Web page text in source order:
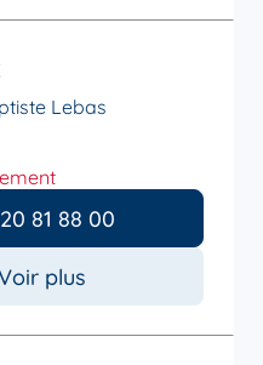
Lebas
81 88 00
plus